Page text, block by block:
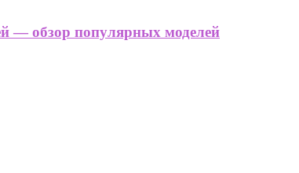
— обзор популярных моделей